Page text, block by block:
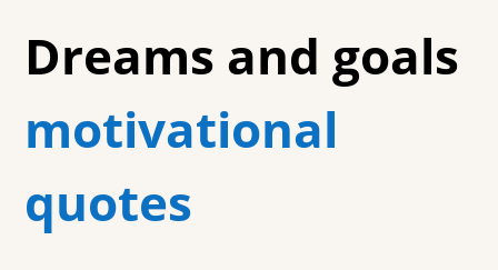
Dreams and goals
motivational
quotes